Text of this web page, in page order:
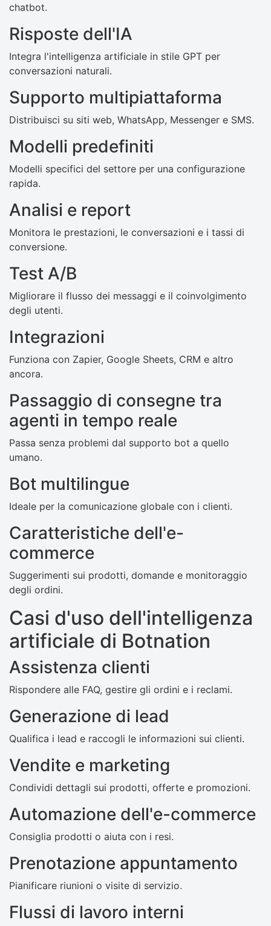
chatbot.
Risposte dell'IA
Integra l'intelligenza artificiale in stile GPT per
conversazioni naturali.
Supporto multipiattaforma
Distribuisci su siti web, WhatsApp, Messenger e SMS.
Modelli predefiniti
Modelli specifici del settore per una configurazione
rapida.
Analisi e report
Monitora le prestazioni, le conversazioni e i tassi di
conversione.
Test A/B
Migliorare il flusso dei messaggi e il coinvolgimento
degli utenti.
Integrazioni
Funziona con Zapier, Google Sheets, CRM e altro
ancora.
Passaggio di consegne tra
agenti in tempo reale
Passa senza problemi dal supporto bot a quello
umano.
Bot multilingue
Ideale per la comunicazione globale con i clienti.
Caratteristiche dell'e-
commerce
Suggerimenti sui prodotti, domande e monitoraggio
degli ordini.
Casi d'uso dell'intelligenza
artificiale di Botnation
Assistenza clienti
Rispondere alle FAQ, gestire gli ordini e i reclami.
Generazione di lead
Qualifica i lead e raccogli le informazioni sui clienti.
Vendite e marketing
Condividi dettagli sui prodotti, offerte e promozioni.
Automazione dell'e-commerce
Consiglia prodotti o aiuta con i resi.
Prenotazione appuntamento
Pianificare riunioni o visite di servizio.
Flussi di lavoro interni